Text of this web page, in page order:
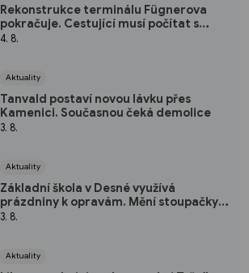
Rekonstrukce terminálu Fügnerova
pokračuje. Cestující musí počítat s
přesuny zastávek
4. 8.
Aktuality
Tanvald postaví novou lávku přes
Kamenici. Současnou čeká demolice
3. 8.
Aktuality
Základní škola v Desné využívá
prázdniny k opravám. Mění stoupačky i
osvětlení
3. 8.
Aktuality